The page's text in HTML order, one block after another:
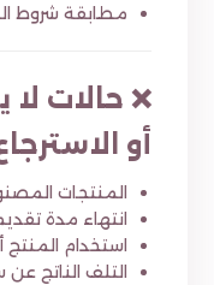
مطابقة شروط
❌ حالات
أو
المنتجات
انتهاء مدة
استخدام المنتج
التلف الناتج